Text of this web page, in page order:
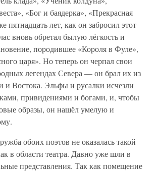
«Бог и баядерка», «Прекрасная
пятнадцать лет, как он забросил этот
вновь обретал былую лёгкость и
породившее «Короля в Фуле»,
царя». Но теперь он черпал свои
легендах Севера — он брал их из
и Востока. Эльфы и русалки исчезли
привидениями и богами, и, чтобы
образы, он нашёл умелую и
обоих поэтов не оказалась такой
в области театра. Давно уже шли в
представления. Так как помещение